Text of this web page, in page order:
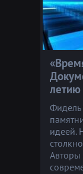
Фидель
идеей.
Авторы